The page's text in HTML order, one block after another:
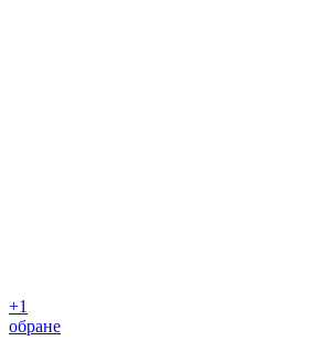
+1
обране